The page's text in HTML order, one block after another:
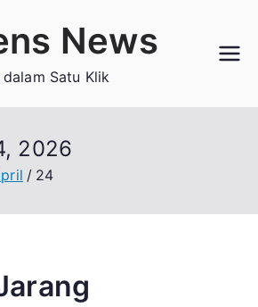
News
Satu Klik
2026
24